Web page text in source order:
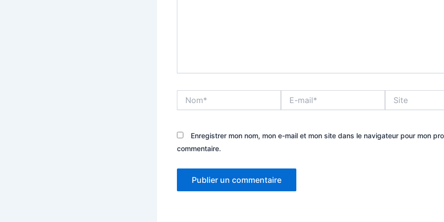
mail*
Enregistrer mon nom, mon e-mail et mon site dans le navigateur pour mon
commentaire.